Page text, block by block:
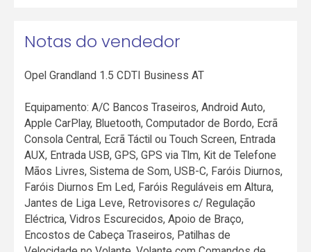
Notas do vendedor
Opel Grandland 1.5 CDTI Business AT
Equipamento: A/C Bancos Traseiros, Android Auto,
Apple CarPlay, Bluetooth, Computador de Bordo, Ecrã
Consola Central, Ecrã Táctil ou Touch Screen, Entrada
AUX, Entrada USB, GPS, GPS via Tlm, Kit de Telefone
Mãos Livres, Sistema de Som, USB-C, Faróis Diurnos,
Faróis Diurnos Em Led, Faróis Reguláveis em Altura,
Jantes de Liga Leve, Retrovisores c/ Regulação
Eléctrica, Vidros Escurecidos, Apoio de Braço,
Encostos de Cabeça Traseiros, Patilhas de